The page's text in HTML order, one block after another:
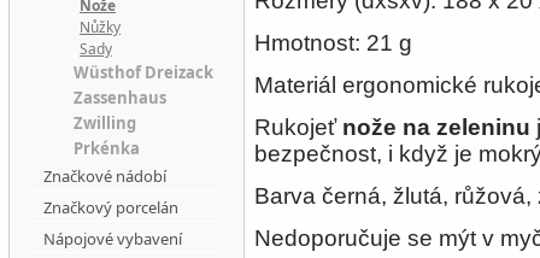
Hmotnost: 21 g
Materiál ergonomické
Rukojeť nože na zeleninu
bezpečnost, i když je
Barva černá, žlutá,
Nedoporučuje se mýt v
Nože
Nůžky
Sady
Wüsthof Dreizack
Zassenhaus
Zwilling
Prkénka
Značkové nádobí
Značkový porcelán
Nápojové vybavení